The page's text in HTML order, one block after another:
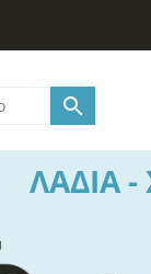
ΛΑΔΙΑ